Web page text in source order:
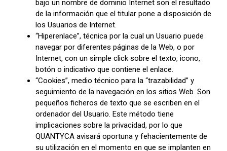
bajo un nombre de dominio Internet son el resultado
de la información que el titular pone a disposición de
los Usuarios de Internet.
“Hiperenlace”, técnica por la cual un Usuario puede
navegar por diferentes páginas de la Web, o por
Internet, con un simple click sobre el texto, icono,
botón o indicativo que contiene el enlace.
“Cookies”, medio técnico para la “trazabilidad” y
seguimiento de la navegación en los sitios Web. Son
pequeños ficheros de texto que se escriben en el
ordenador del Usuario. Este método tiene
implicaciones sobre la privacidad, por lo que
QUANTYCA avisará oportuna y fehacientemente de
su utilización en el momento en que se implanten en